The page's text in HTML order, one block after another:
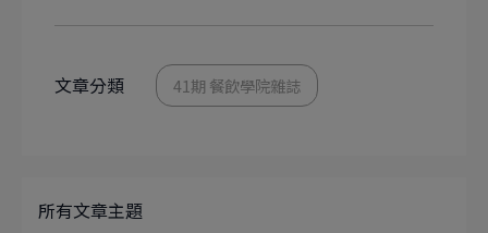
文章分類 41期 餐飲學院雜誌
所有文章主題